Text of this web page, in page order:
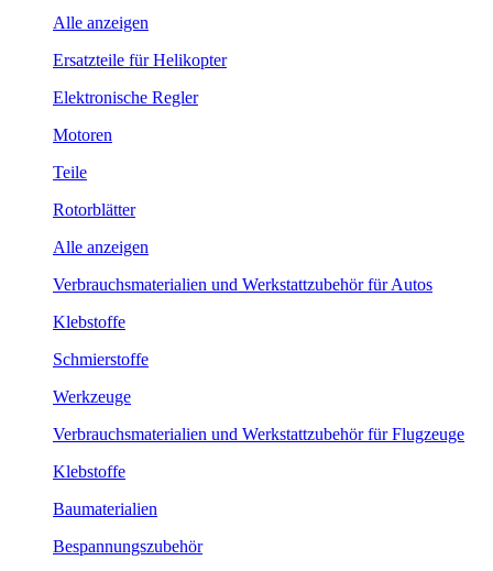
Alle anzeigen
Ersatzteile für Helikopter
Elektronische Regler
Motoren
Teile
Rotorblätter
Alle anzeigen
Verbrauchsmaterialien und Werkstattzubehör für Autos
Klebstoffe
Schmierstoffe
Werkzeuge
Verbrauchsmaterialien und Werkstattzubehör für Flugzeuge
Klebstoffe
Baumaterialien
Bespannungszubehör